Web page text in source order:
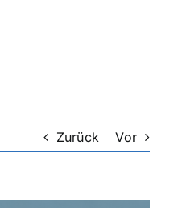
Zurück Vor